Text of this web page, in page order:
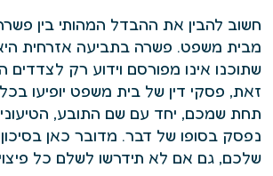
חשוב להבין את ההבדל המהותי בין
מבית משפט. פשרה בתביעה אזרחית
שתוכנו אינו מפורסם וידוע רק לצדדים
זאת, פסקי דין של בית משפט יופיעו
תחת שמכם, יחד עם שם התובע,
נפסק בסופו של דבר. מדובר כאן בסיכון
שלכם, גם אם לא תידרשו לשלם כל